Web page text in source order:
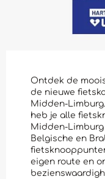
Ontdek de
de nieuwe
Midden-
heb je alle
Midden-
Belgische en
eigen route en